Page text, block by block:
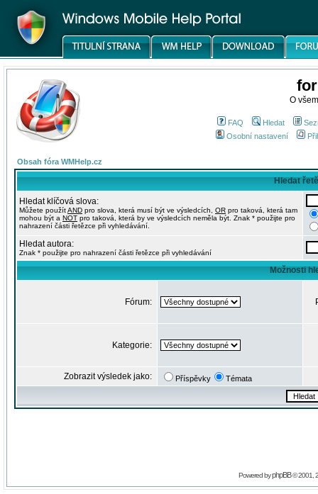
O
FAQ Hledat
Osobní nastavení
Obsah fóra WMHelp.cz
Hledat
Hledat klíčová slova:
Můžete použítAND pro slova, která musí být ve výsledcích, OR pro taková, která tam
mohou být a NOT pro taková, která by ve výsledcích neměla být. Znak * použijte pro
nahrazení části řetězce při vyhledávání.
Hledat autora:
Znak * použijte pro nahrazení části řetězce při vyhledávání
Možnosti
Fórum:
Kategorie:
Zobrazit výsledek jako: Příspěvky Témata
Powered byphpBB© 2001,